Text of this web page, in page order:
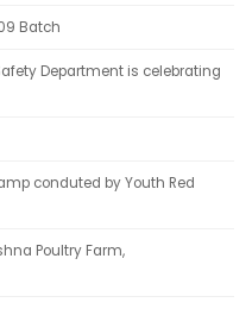
Batch
Department is celebrating
conduted by Youth Red
Poultry Farm,